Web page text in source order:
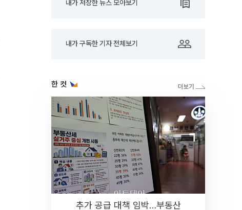
내가 저장한 뉴스 모아보기
내가 구독한 기자 전체보기
한 컷
추가 공급 대책 임박…부동산